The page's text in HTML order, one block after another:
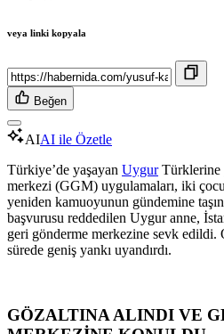
veya linki kopyala
Beğen
AIAI ile Özetle
Türkiye’de yaşayan UygurTürklerine
merkezi (GGM) uygulamaları, iki
yeniden kamuoyunun gündemine
başvurusu reddedilen Uygur anne,
geri gönderme merkezine sevk edildi.
sürede geniş yankı uyandırdı.
GÖZALTINA ALINDI VE